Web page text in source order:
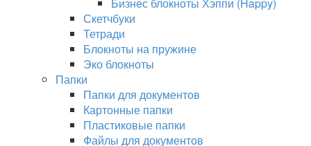
Скетчбуки
Тетради
Блокноты на пружине
Эко блокноты
Папки
Папки для документов
Картонные папки
Пластиковые папки
Файлы для документов